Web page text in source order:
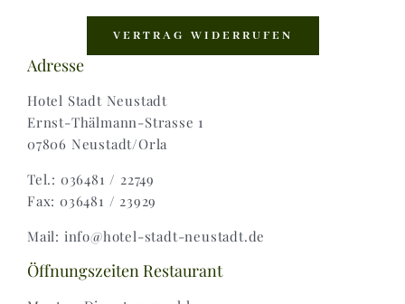
Zahlungsweisen |
Widerruf |
Versand & Lieferung
VERTRAG WIDERRUFEN
Adresse
Hotel Stadt Neustadt
Ernst-Thälmann-Strasse 1
07806 Neustadt/Orla
Tel.: 036481 / 22749
Fax: 036481 / 23929
Mail: info@hotel-stadt-neustadt.de
Öffnungszeiten Restaurant